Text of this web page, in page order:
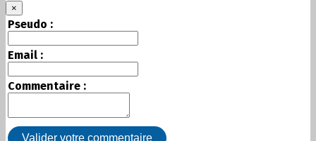
×
Pseudo :
Email :
Commentaire :
Valider votre commentaire